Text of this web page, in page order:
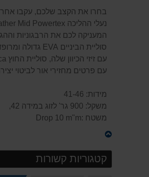
בחרו את הקצב שלכם, עקבו
נעלי ההליכה Pedroc 2 Leather Mid Powertex® הן נעלי הליכה מהירות קלות משקל ותומכות בגזרה בינונית עם חלק עליון מעור זמש וממברנת Powertex® נושמת ועמידה למים,
המעניקה לכם את הרבגוניות
סוליית הביניים EVA גדולה ומרופדת מספקת ריבאונד אופטימלי, בעוד שהסוליה המושפעת מריצת שבילים, מערכת Salewa® 3F החדשה ולוח EVA מוצק מבטיחים יציבות דינמית.
עם זיזי הכיוון שלה, סוליית החוץ Pomoca™ מקדמת צעידה חלקה ואחיזה ואחיזה אופטימליים על משטחים משתנים.
עם פרטים מחזירי אור לביטוי
מידות: 41-46
משקל: 900 גר' לזוג במידה 42,
משטח :Drop 10 m"m
קטגוריות קשורות